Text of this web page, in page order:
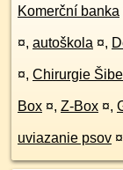
Komerční banka
¤, autoškola ¤,
¤, Chirurgie
Box ¤, Z-Box ¤,
uviazanie psov ¤